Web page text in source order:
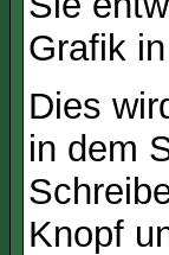
Grafik
Dies
in dem
Knopf